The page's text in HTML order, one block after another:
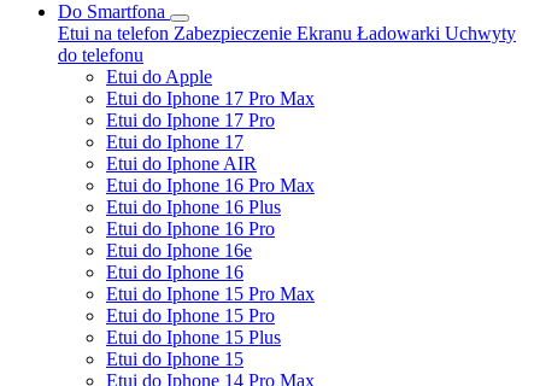
Do Smartfona
Etui na telefon Zabezpieczenie Ekranu Ładowarki Uchwyty
do telefonu
Etui do Apple
Etui do Iphone 17 Pro Max
Etui do Iphone 17 Pro
Etui do Iphone 17
Etui do Iphone AIR
Etui do Iphone 16 Pro Max
Etui do Iphone 16 Plus
Etui do Iphone 16 Pro
Etui do Iphone 16e
Etui do Iphone 16
Etui do Iphone 15 Pro Max
Etui do Iphone 15 Pro
Etui do Iphone 15 Plus
Etui do Iphone 15
Etui do Iphone 14 Pro Max